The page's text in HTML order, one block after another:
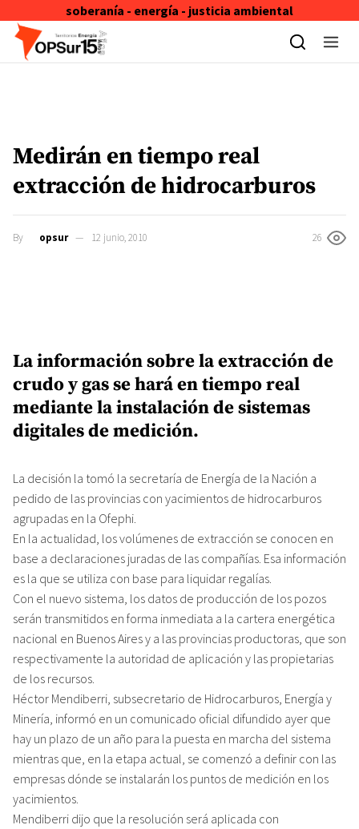
soberanía - energía - justicia ambiental
Skip to content
Medirán en tiempo real
extracción de hidrocarburos
By opsur 12 junio, 2010 26
La información sobre la extracción de
crudo y gas se hará en tiempo real
mediante la instalación de sistemas
digitales de medición.
La decisión la tomó la secretaría de Energía de la Nación a
pedido de las provincias con yacimientos de hidrocarburos
agrupadas en la Ofephi.
En la actualidad, los volúmenes de extracción se conocen en
base a declaraciones juradas de las compañías. Esa información
es la que se utiliza con base para liquidar regalías.
Con el nuevo sistema, los datos de producción de los pozos
serán transmitidos en forma inmediata a la cartera energética
nacional en Buenos Aires y a las provincias productoras, que son
respectivamente la autoridad de aplicación y las propietarias
de los recursos.
Héctor Mendiberri, subsecretario de Hidrocarburos, Energía y
Minería, informó en un comunicado oficial difundido ayer que
hay un plazo de un año para la puesta en marcha del sistema
mientras que, en la etapa actual, se comenzó a definir con las
empresas dónde se instalarán los puntos de medición en los
yacimientos.
Mendiberri dijo que la resolución será aplicada con